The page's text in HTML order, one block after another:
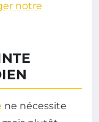
notre
ne nécessite